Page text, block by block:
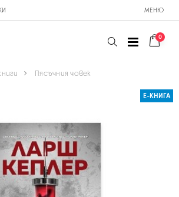
МЕНЮ
0
Пясъчния човек
Е-КНИГА